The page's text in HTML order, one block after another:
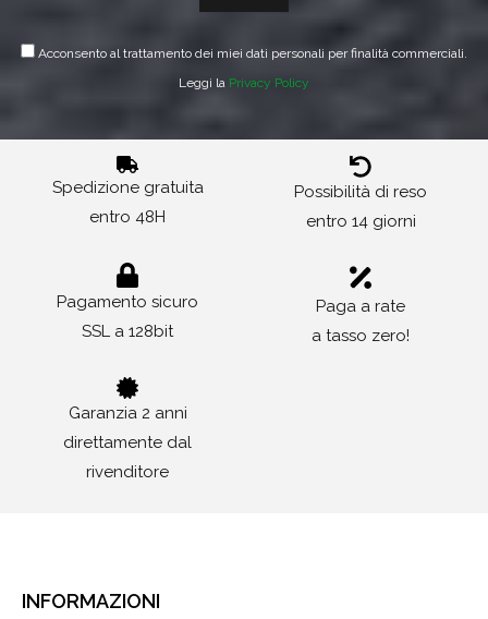
Nanni Silvano & C. s.n.c
via Fossa 12
Caluzzi Franco
Via Rometta, 35
Sassuolo 41049
Direzioni
Acconsento al trattamento dei miei dati personali per finalità commerciali.
Leggi la Privacy Policy
Spedizione gratuita
entro 48H
Possibilità di reso
entro 14 giorni
Pagamento sicuro
SSL a 128bit
Paga a rate
a tasso zero!
Garanzia 2 anni
direttamente dal
rivenditore
INFORMAZIONI